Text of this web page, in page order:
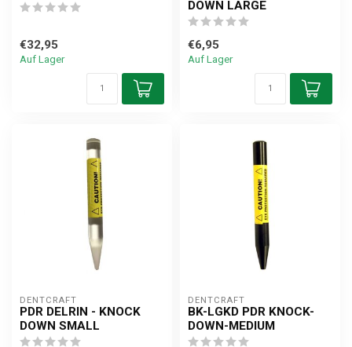
€32,95
Auf Lager
DOWN LARGE
€6,95
Auf Lager
DENTCRAFT
PDR DELRIN - KNOCK
DOWN SMALL
DENTCRAFT
BK-LGKD PDR KNOCK-
DOWN-MEDIUM